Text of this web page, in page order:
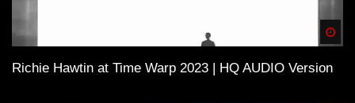
Richie Hawtin at Time Warp 2023 | HQ AUDIO Version